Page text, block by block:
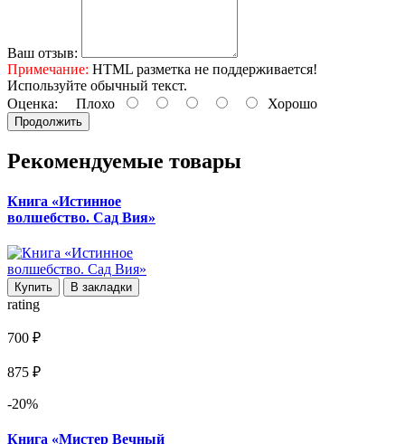
Ваш отзыв:
Примечание: HTML разметка не поддерживается!
Используйте обычный текст.
Оценка: Плохо Хорошо
Продолжить
Рекомендуемые товары
Книга «Истинное
волшебство. Сад Вия»
Купить В закладки
rating
700 ₽
875 ₽
-20%
Книга «Мистер Вечный